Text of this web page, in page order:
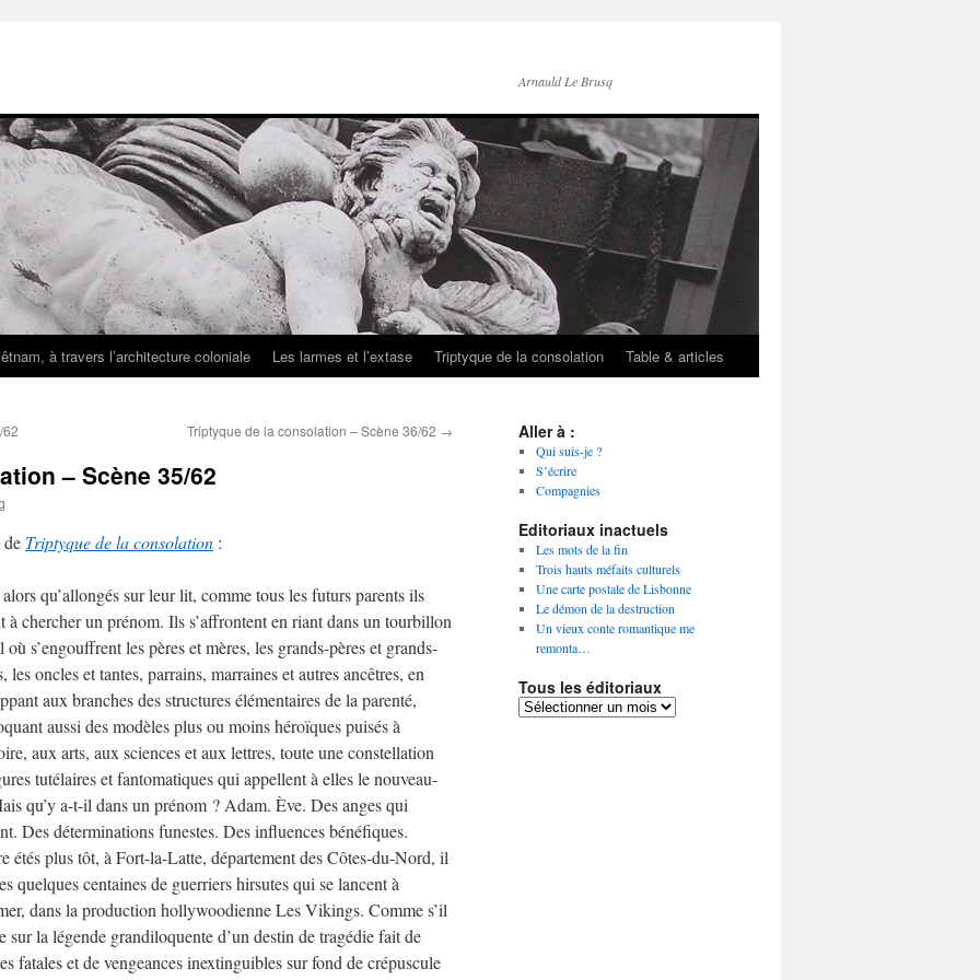
Arnauld Le Brusq
à travers l’architecture coloniale Les larmes et l’extase Triptyque de la consolation Table & articles
Triptyque de la consolation – Scène 36/62 →
– Scène 35/62
Triptyque de la consolation :
alors qu’allongés sur leur lit, comme tous les futurs parents ils
à chercher un prénom. Ils s’affrontent en riant dans un tourbillon
où s’engouffrent les pères et mères, les grands-pères et grands-
les oncles et tantes, parrains, marraines et autres ancêtres, en
aux branches des structures élémentaires de la parenté,
aussi des modèles plus ou moins héroïques puisés à
aux arts, aux sciences et aux lettres, toute une constellation
tutélaires et fantomatiques qui appellent à elles le nouveau-
qu’y a-t-il dans un prénom ? Adam. Ève. Des anges qui
Des déterminations funestes. Des influences bénéfiques.
étés plus tôt, à Fort-la-Latte, département des Côtes-du-Nord, il
quelques centaines de guerriers hirsutes qui se lancent à
dans la production hollywoodienne Les Vikings. Comme s’il
sur la légende grandiloquente d’un destin de tragédie fait de
fatales et de vengeances inextinguibles sur fond de crépuscule
Aller à :
Qui suis-je ?
S’écrire
Compagnies
Editoriaux inactuels
Les mots de la fin
Trois hauts méfaits culturels
Une carte postale de Lisbonne
Le démon de la destruction
Un vieux conte romantique me
remonta…
Tous les éditoriaux
Tous